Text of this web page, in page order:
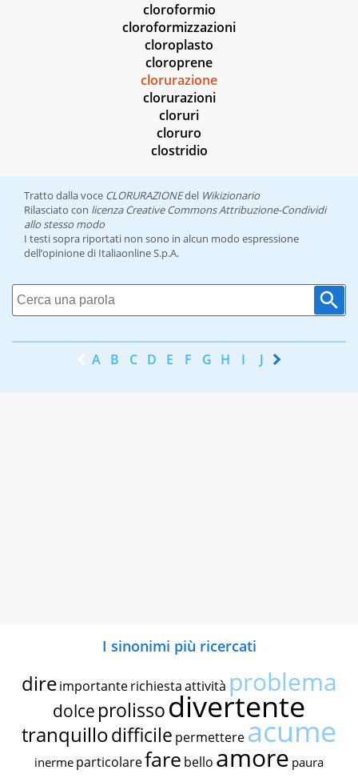
cloroformio
cloroformizzazioni
cloroplasto
cloroprene
clorurazione
clorurazioni
cloruri
cloruro
clostridio
Tratto dalla voce CLORURAZIONEdel Wikizionario
Rilasciato con licenza Creative Commons Attribuzione-Condividi
allo stesso modo
I testi sopra riportati non sono in alcun modo espressione
dell’opinione di Italiaonline S.p.A.
A B C D E F G H I J K
I sinonimi più ricercati
dire importante richiestaattività problema
dolce prolissodivertente
tranquillodifficile permettereacume
inerme particolarefare bello amore paura